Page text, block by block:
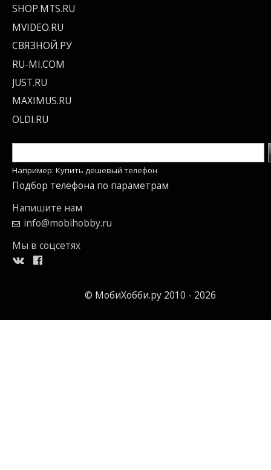
SHOP.MTS.RU
MVIDEO.RU
СВЯЗНОЙ.РУ
RU-MI.COM
JUST.RU
MAXIMUS.RU
OLDI.RU
Например: Купить дешевый телефон
Подбор телефона по параметрам
Напишите нам
info@mobihobby.ru
Мы в соцсетях
© МобиХобби.ру 2010 - 2026